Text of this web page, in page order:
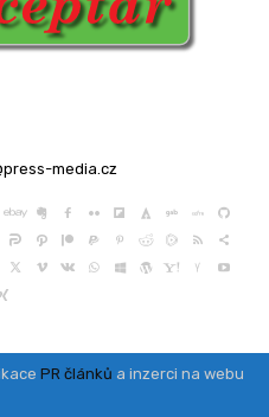
media.cz
PR článků a inzerci na webu